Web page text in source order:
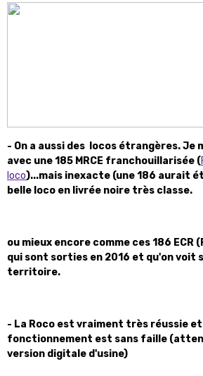
- On a aussi des locos étrangères. Je
avec une 185 MRCE franchouillarisée (
loco)...mais inexacte (une 186 aurait
belle loco en livrée noire très classe.
ou mieux encore comme ces 186 ECR
qui sont sorties en 2016 et qu'on voit
territoire.
- La Roco est vraiment très réussie et
fonctionnement est sans faille
version digitale d'usine)